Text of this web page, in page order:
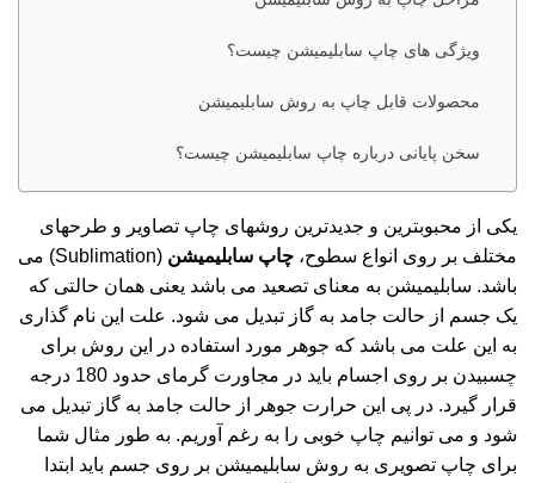
ویژگی های چاپ سابلیمیشن چیست؟
محصولات قابل چاپ به روش سابلیمیشن
سخن پایانی درباره چاپ سابلیمیشن چیست؟
یکی از محبوبترین و جدیدترین روشهای چاپ تصاویر و طرحهای
مختلف بر روی انواع سطوح، چاپ سابلیمیشن
(Sublimation) می
باشد. سابلیمیشن به معنای تصعید می باشد یعنی همان حالتی که
یک جسم از حالت جامد به گاز تبدیل می شود. علت این نام گذاری
به این علت می باشد که جوهر مورد استفاده در این روش برای
چسبیدن بر روی اجسام باید در مجاورت گرمای حدود 180 درجه
قرار گیرد. در پی این حرارت جوهر از حالت جامد به گاز تبدیل می
شود و می توانیم چاپ خوبی را به رغم آوریم. به طور مثال شما
برای چاپ تصویری به روش سابلیمیشن بر روی جسم باید ابتدا